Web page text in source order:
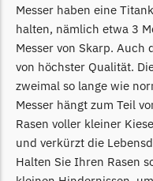
Scheppach Messer
Begrenzungsdraht
Segway
Segway Navimow Messer
Sunseeker
Sunseeker Messer
Messer haben eine
halten, nämlich etwa 3
Messer von Skarp.
von höchster Qualität.
zweimal so lange wie
Messer hängt zum Teil
Rasen voller kleiner
und verkürzt die
Halten Sie Ihren Rasen